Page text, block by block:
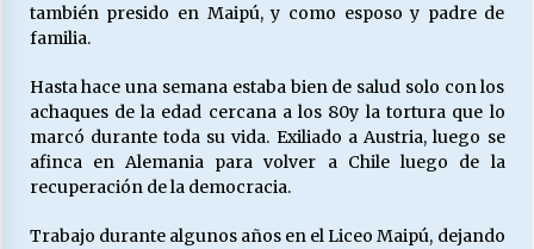
16/05/2026
S.O.S. a los ricos, Save Our Souls (Salvar
Nuestras Almas)
también presido en Maipú, y como esposo y padre de
familia.
Hasta hace una semana estaba bien de salud solo con los
achaques de la edad cercana a los 80y la tortura que lo
marcó durante toda su vida. Exiliado a Austria, luego se
afinca en Alemania para volver a Chile luego de la
recuperación de la democracia.
Trabajo durante algunos años en el Liceo Maipú, dejando